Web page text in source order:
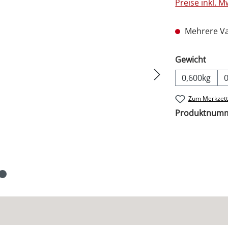
Preise inkl.
Mehrere
Gewicht
0,600kg
Zum